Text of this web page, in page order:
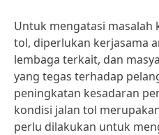
Untuk mengatasi masalah
tol, diperlukan kerjasama
lembaga terkait, dan
yang tegas terhadap
peningkatan kesadaran
kondisi jalan tol
perlu dilakukan untuk